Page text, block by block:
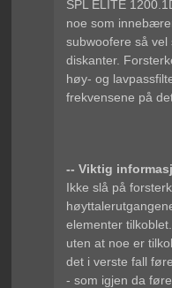
SPL ELITE
noe som
subwoofere så
diskanter.
høy- og
frekvensene på
-- Viktig
Ikke slå på
elementer
uten at noe er
det i verste fall
- som igjen da